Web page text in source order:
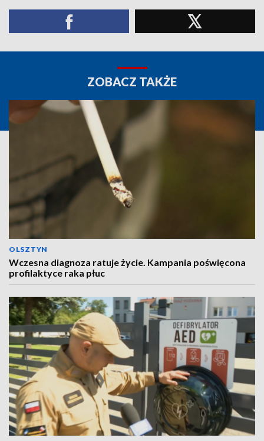
ZOBACZ TAKŻE
OLSZTYN
Wczesna diagnoza ratuje życie. Kampania poświęcona
profilaktyce raka płuc